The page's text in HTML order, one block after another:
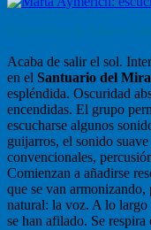
Acaba de salir el sol.
en el Santuario del
espléndida. Oscuridad
encendidas. El grupo
escucharse algunos
guijarros, el sonido
convencionales,
Comienzan a añadirse
que se van
natural: la voz. A lo largo
se han afilado. Se respira